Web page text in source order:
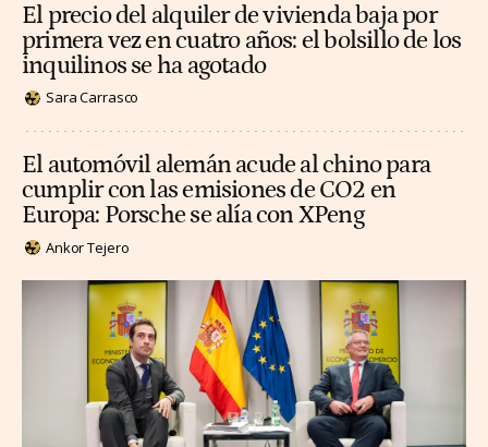
El precio del alquiler de vivienda baja por
primera vez en cuatro años: el bolsillo de los
inquilinos se ha agotado
Sara Carrasco
El automóvil alemán acude al chino para
cumplir con las emisiones de CO2 en
Europa: Porsche se alía con XPeng
Ankor Tejero